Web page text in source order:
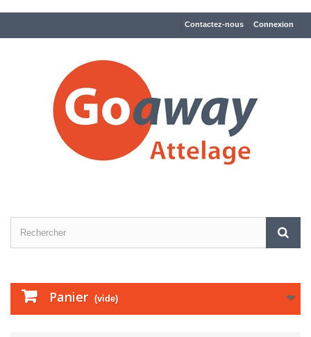
Connexion
Contactez-nous
Panier (vide)